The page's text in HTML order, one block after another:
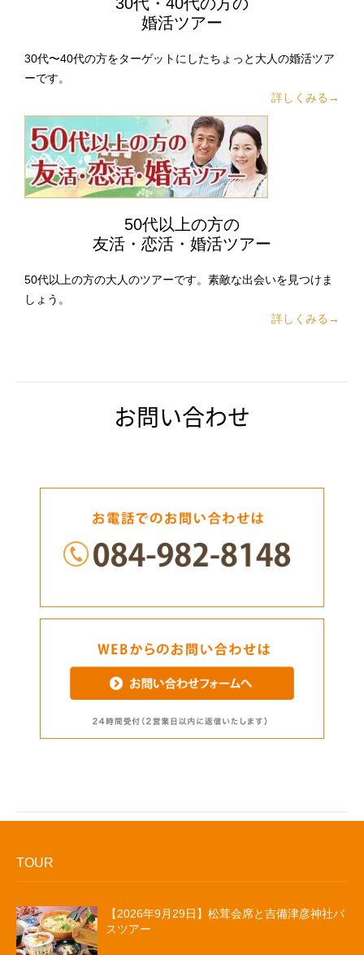
婚活ツアー
30代〜40代の方をターゲットにしたちょっと大人の婚活ツア
ーです。
詳しくみる→
50代以上の方の
友活・恋活・婚活ツアー
50代以上の方の大人のツアーです。素敵な出会いを見つけま
しょう。
詳しくみる→
お問い合わせ
TOUR
【2026年9月29日】松茸会席と吉備津彦神社バ
スツアー